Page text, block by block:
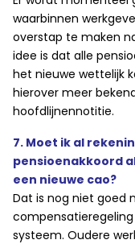
waarbinnen
overstap te maken
idee is dat alle
het nieuwe wettelijk
hierover meer
hoofdlijnennotitie.
7. Moet ik al
pensioenakkoord
een nieuwe cao?
Dat is nog niet goed
systeem. Oudere